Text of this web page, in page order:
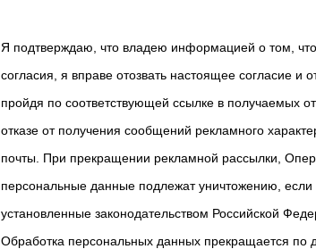
Я подтверждаю, что владею информацией о том,
согласия, я вправе отозвать настоящее согласие и
пройдя по соответствующей ссылке в получаемых
отказе от получения сообщений рекламного
почты. При прекращении рекламной рассылки,
персональные данные подлежат уничтожению, если
установленные законодательством Российской
Обработка персональных данных прекращается по